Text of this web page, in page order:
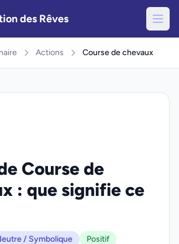
des Rêves
Actions Course de chevaux
Course de
: que signifie ce
/ Symbolique Positif